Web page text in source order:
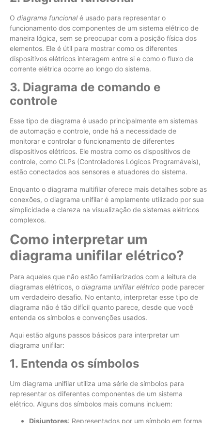
O diagrama funcionalé usado para representar o
funcionamento dos componentes de um sistema elétrico de
maneira lógica, sem se preocupar com a posição física dos
elementos. Ele é útil para mostrar como os diferentes
dispositivos elétricos interagem entre si e como o fluxo de
corrente elétrica ocorre ao longo do sistema.
3. Diagrama de comando e
controle
Esse tipo de diagrama é usado principalmente em sistemas
de automação e controle, onde há a necessidade de
monitorar e controlar o funcionamento de diferentes
dispositivos elétricos. Ele mostra como os dispositivos de
controle, como CLPs (Controladores Lógicos Programáveis),
estão conectados aos sensores e atuadores do sistema.
Enquanto o diagrama multifilar oferece mais detalhes sobre as
conexões, o diagrama unifilar é amplamente utilizado por sua
simplicidade e clareza na visualização de sistemas elétricos
complexos.
Como interpretar um
diagrama unifilar elétrico?
Para aqueles que não estão familiarizados com a leitura de
diagramas elétricos, o diagrama unifilar elétrico pode parecer
um verdadeiro desafio. No entanto, interpretar esse tipo de
diagrama não é tão difícil quanto parece, desde que você
entenda os símbolos e convenções usados.
Aqui estão alguns passos básicos para interpretar um
diagrama unifilar:
1. Entenda os símbolos
Um diagrama unifilar utiliza uma série de símbolos para
representar os diferentes componentes de um sistema
elétrico. Alguns dos símbolos mais comuns incluem:
Disjuntores: Representados por um símbolo em forma